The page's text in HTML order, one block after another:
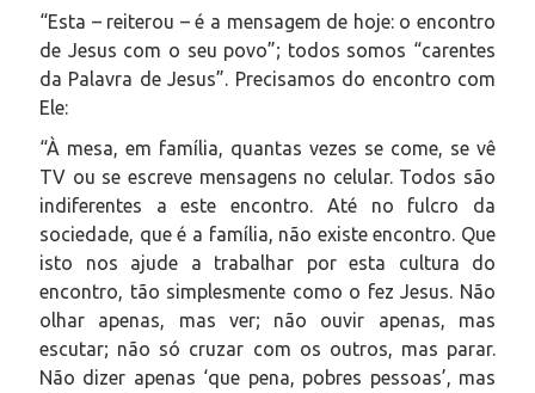
“Esta – reiterou – é a mensagem de hoje: o encontro
de Jesus com o seu povo”; todos somos “carentes
da Palavra de Jesus”. Precisamos do encontro com
Ele:
“À mesa, em família, quantas vezes se come, se vê
TV ou se escreve mensagens no celular. Todos são
indiferentes a este encontro. Até no fulcro da
sociedade, que é a família, não existe encontro. Que
isto nos ajude a trabalhar por esta cultura do
encontro, tão simplesmente como o fez Jesus. Não
olhar apenas, mas ver; não ouvir apenas, mas
escutar; não só cruzar com os outros, mas parar.
Não dizer apenas ‘que pena, pobres pessoas’, mas